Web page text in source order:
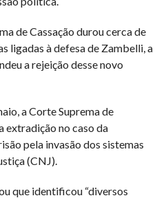
de Cassação durou cerca de
ligadas à defesa de Zambelli, a
a rejeição desse novo
a Corte Suprema de
extradição no caso da
pela invasão dos sistemas
(CNJ).
que identificou “diversos